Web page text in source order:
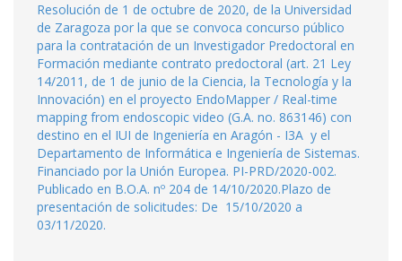
Resolución de 1 de octubre de 2020, de la Universidad
de Zaragoza por la que se convoca concurso público
para la contratación de un Investigador Predoctoral en
Formación mediante contrato predoctoral (art. 21 Ley
14/2011, de 1 de junio de la Ciencia, la Tecnología y la
Innovación) en el proyecto EndoMapper / Real-time
mapping from endoscopic video (G.A. no. 863146) con
destino en el IUI de Ingeniería en Aragón - I3A y el
Departamento de Informática e Ingeniería de Sistemas.
Financiado por la Unión Europea. PI-PRD/2020-002.
Publicado en B.O.A. nº 204 de 14/10/2020.Plazo de
presentación de solicitudes: De 15/10/2020 a
03/11/2020.